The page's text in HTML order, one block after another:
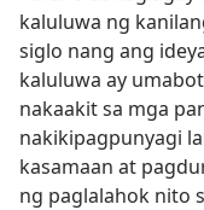
kaluluwa ng
siglo nang ang
kaluluwa ay
nakaakit sa mga
nakikipagpunyagi
kasamaan at
ng paglalahok nito